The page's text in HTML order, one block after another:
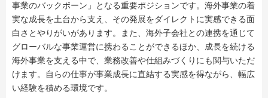
事業のバックボーン」となる重要ポジションです。海外事業の着
実な成長を土台から支え、その発展をダイレクトに実感できる面
白さとやりがいがあります。また、海外子会社との連携を通じて
グローバルな事業運営に携わることができるほか、成長を続ける
海外事業を支える中で、業務改善や仕組みづくりにも関与いただ
けます。自らの仕事が事業成長に直結する実感を得ながら、幅広
い経験を積める環境です。